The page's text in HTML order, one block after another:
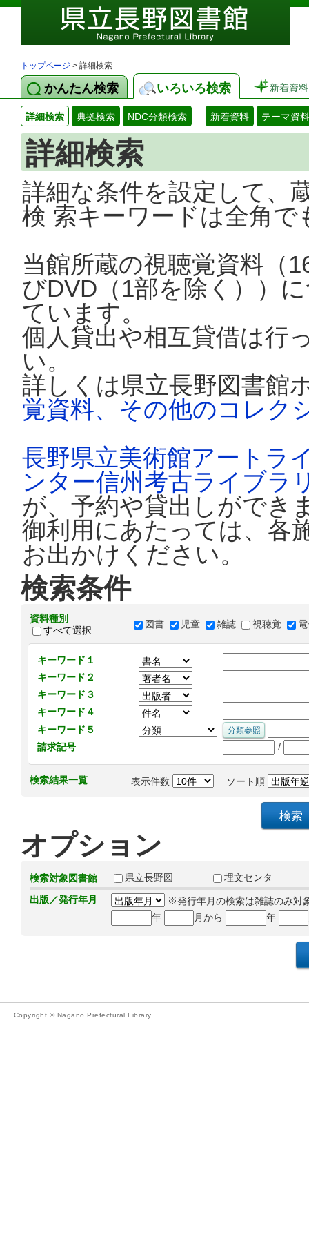
トップページ > 詳細検索
かんたん検索 いろいろ検索 新着資料
詳細検索 典拠検索 NDC分類検索 新着資料 テーマ資料
詳細検索
詳細な条件を設定して、
検 索キーワードは全角
当館所蔵の視聴覚資料（
びDVD（1部を除く））
ています。
個人貸出や相互貸借は行
い。
詳しくは県立長野図書館
覚資料、その他のコレク
長野県立美術館アートラ
ンター信州考古ライブラ
が、予約や貸出しができ
御利用にあたっては、各
お出かけください。
検索条件
資料種別
すべて選択
図書 児童 雑誌 視聴覚
キーワード１
キーワード２
キーワード３
キーワード４
キーワード５
請求記号
/
検索結果一覧 表示件数 ソート順
オプション
検索対象図書館 県立長野図
埋文センタ
出版／発行年月
※発行年月の検索は雑誌のみ対
年
月から 年
Copyright © Nagano Prefectural Library